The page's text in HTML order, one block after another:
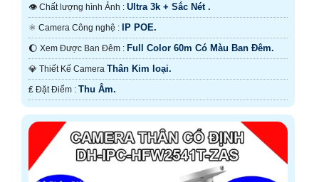
👁 Chất lượng hình Ảnh : Ultra 3k + Sắc Nét .
⚛️ Camera Công nghệ : IP POE.
🌔 Xem Được Ban Đêm : Full Color 60m Có Màu Ban Ðêm.
💎 Thiết Kế Camera Thân Kim loại.
️₤ Đặt Điểm : Thu Âm.